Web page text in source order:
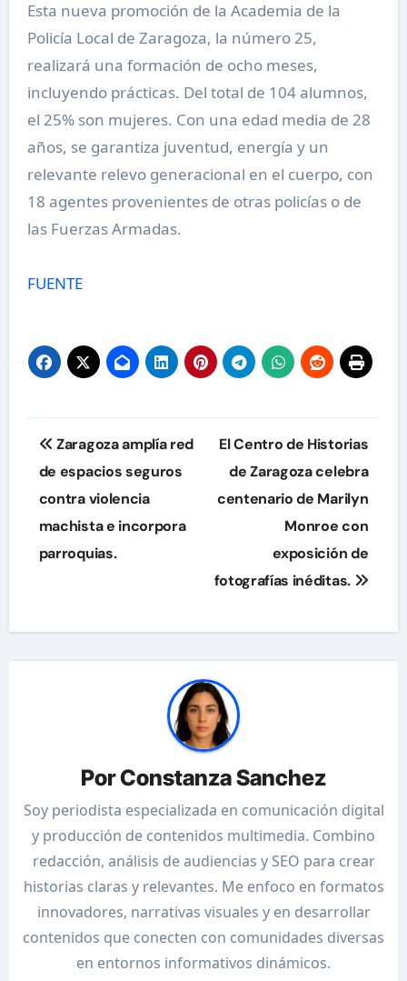
Esta nueva promoción de la Academia de la
Policía Local de Zaragoza, la número 25,
realizará una formación de ocho meses,
incluyendo prácticas. Del total de 104 alumnos,
el 25% son mujeres. Con una edad media de 28
años, se garantiza juventud, energía y un
relevante relevo generacional en el cuerpo, con
18 agentes provenientes de otras policías o de
las Fuerzas Armadas.
FUENTE
Navegación
de
entradas
Zaragoza amplía red
de espacios seguros
contra violencia
machista e incorpora
parroquias.
El Centro de Historias
de Zaragoza celebra
centenario de Marilyn
Monroe con
exposición de
fotografías inéditas.
PorConstanza Sanchez
Soy periodista especializada en comunicación digital
y producción de contenidos multimedia. Combino
redacción, análisis de audiencias y SEO para crear
historias claras y relevantes. Me enfoco en formatos
innovadores, narrativas visuales y en desarrollar
contenidos que conecten con comunidades diversas
en entornos informativos dinámicos.